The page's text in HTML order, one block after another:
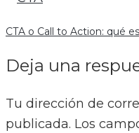
CTA o Call to Action: qué
Deja una
Tu dirección de
publicada. Los